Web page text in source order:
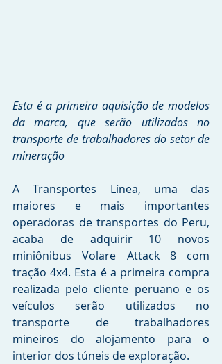
Esta é a primeira aquisição de modelos
da marca, que serão utilizados no
transporte de trabalhadores do setor de
mineração
A Transportes Línea, uma das
maiores e mais importantes
operadoras de transportes do Peru,
acaba de adquirir 10 novos
miniônibus Volare Attack 8 com
tração 4x4. Esta é a primeira compra
realizada pelo cliente peruano e os
veículos serão utilizados no
transporte de trabalhadores
mineiros do alojamento para o
interior dos túneis de exploração.